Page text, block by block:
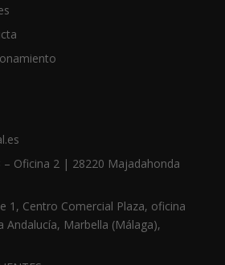
– Oficina 2 | 28220 Majadahonda
1, Centro Comercial Plaza, oficina
Andalucía, Marbella (Málaga),